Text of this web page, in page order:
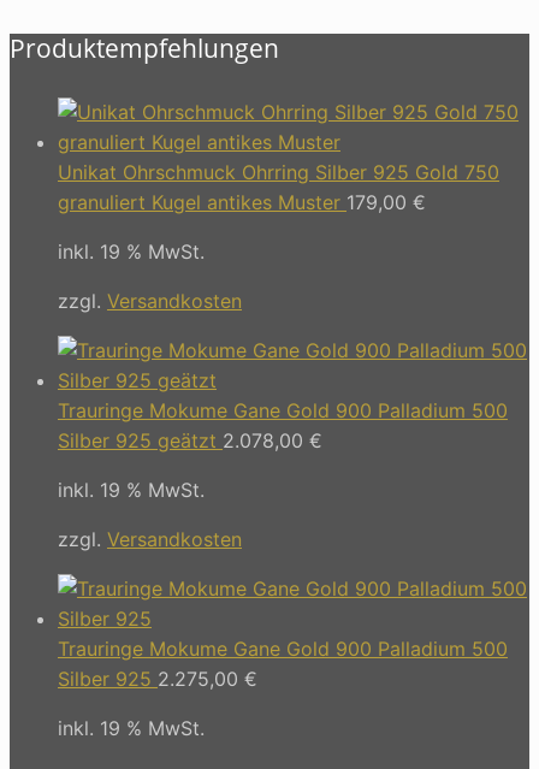
Produktempfehlungen
Unikat Ohrschmuck Ohrring Silber 925 Gold 750
granuliert Kugel antikes Muster 179,00 €
inkl. 19 % MwSt.
zzgl. Versandkosten
Trauringe Mokume Gane Gold 900 Palladium 500
Silber 925 geätzt 2.078,00 €
inkl. 19 % MwSt.
zzgl. Versandkosten
Trauringe Mokume Gane Gold 900 Palladium 500
Silber 925 2.275,00 €
inkl. 19 % MwSt.